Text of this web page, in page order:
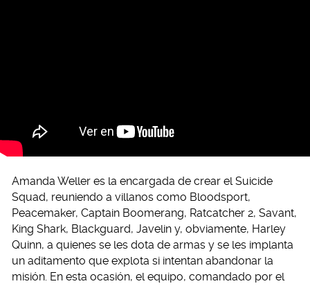
Amanda Weller es la encargada de crear el Suicide
Squad, reuniendo a villanos como Bloodsport,
Peacemaker, Captain Boomerang, Ratcatcher 2, Savant,
King Shark, Blackguard, Javelin y, obviamente, Harley
Quinn, a quienes se les dota de armas y se les implanta
un aditamento que explota si intentan abandonar la
misión. En esta ocasión, el equipo, comandado por el